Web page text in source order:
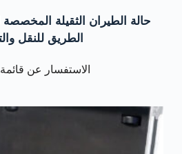
حالة الطيران الثقيلة
الطريق للنقل
الاستفسار عن قائمة